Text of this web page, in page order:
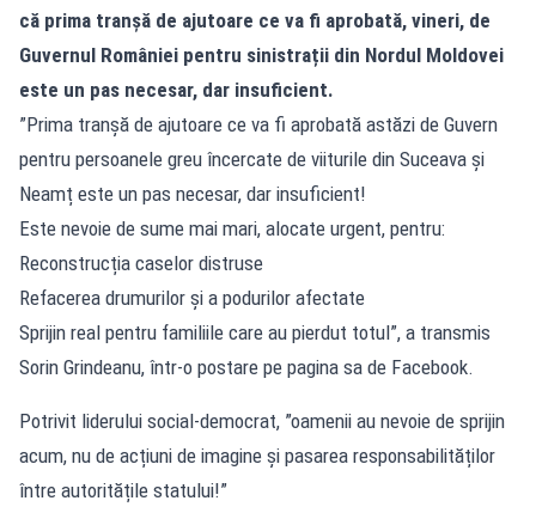
că prima tranșă de ajutoare ce va fi aprobată, vineri, de
Guvernul României pentru sinistrații din Nordul Moldovei
este un pas necesar, dar insuficient.
”Prima tranșă de ajutoare ce va fi aprobată astăzi de Guvern
pentru persoanele greu încercate de viiturile din Suceava și
Neamț este un pas necesar, dar insuficient!
Este nevoie de sume mai mari, alocate urgent, pentru:
Reconstrucția caselor distruse
Refacerea drumurilor și a podurilor afectate
Sprijin real pentru familiile care au pierdut totul”, a transmis
Sorin Grindeanu, într-o postare pe pagina sa de Facebook.
Potrivit liderului social-democrat, ”oamenii au nevoie de sprijin
acum, nu de acțiuni de imagine și pasarea responsabilităților
între autoritățile statului!”